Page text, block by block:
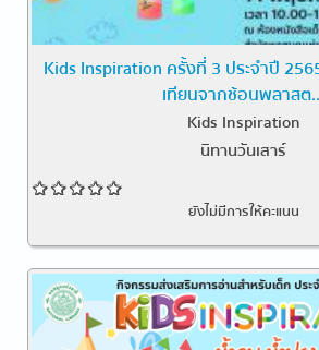
Kids Inspiration ครั้งที่ 3 ประจำปี
เทียนจากช้อนพลาสต
Kids Inspiration
นิทานวันเสาร์
ยังไม่มีการให้คะแนน